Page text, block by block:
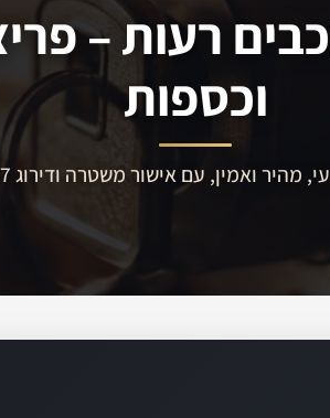
רעות –
וכספות
ואמין, עם אישור משטרה ודירוג 9.97 במידרג